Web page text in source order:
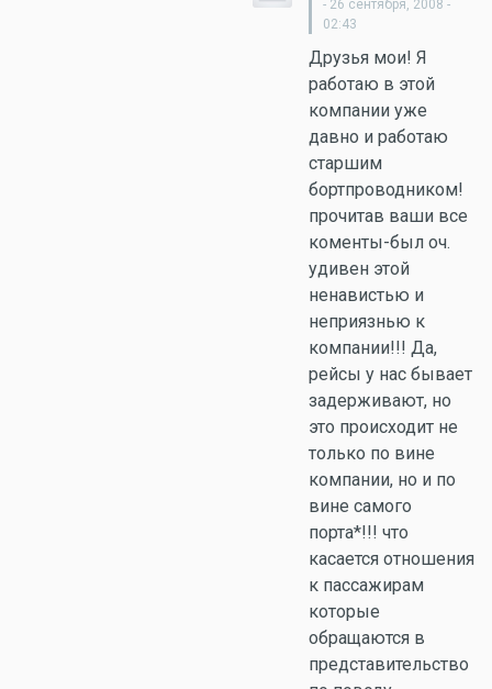
- 26 сентября, 2008 -
02:43
Друзья мои! Я
работаю в этой
компании уже
давно и работаю
старшим
бортпроводником!
прочитав ваши все
коменты-был оч.
удивен этой
ненавистью и
неприязнью к
компании!!! Да,
рейсы у нас бывает
задерживают, но
это происходит не
только по вине
компании, но и по
вине самого
порта*!!! что
касается отношения
к пассажирам
которые
обращаются в
представительство